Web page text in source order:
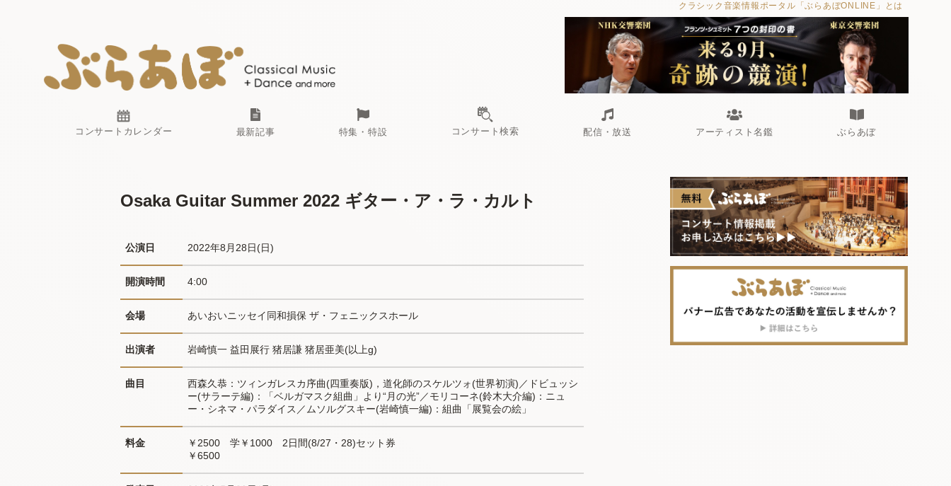
クラシック音楽情報ポータル「ぶらあぼONLINE」とは
コンサートカレンダー 最新記事 特集・特設 コンサート検索 配信・放送 アーティスト名鑑 ぶらあぼ
Osaka Guitar Summer 2022 ギター・ア・ラ・カルト
公演日 2022年8月28日(日)
開演時間 4:00
会場 あいおいニッセイ同和損保 ザ・フェニックスホール
出演者 岩崎慎一 益田展行 猪居謙 猪居亜美(以上g)
曲目
西森久恭：ツィンガレスカ序曲(四重奏版)，道化師のスケルツォ(世界初演)／ドビュッシ
ー(サラーテ編)：「ベルガマスク組曲」より“月の光”／モリコーネ(鈴木大介編)：ニュ
ー・シネマ・パラダイス／ムソルグスキー(岩崎慎一編)：組曲「展覧会の絵」
料金
￥2500　学￥1000　2日間(8/27・28)セット券
￥6500